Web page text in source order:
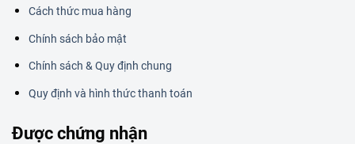
Cách thức mua hàng
Chính sách bảo mật
Chính sách & Quy định chung
Quy định và hình thức thanh toán
Được chứng nhận